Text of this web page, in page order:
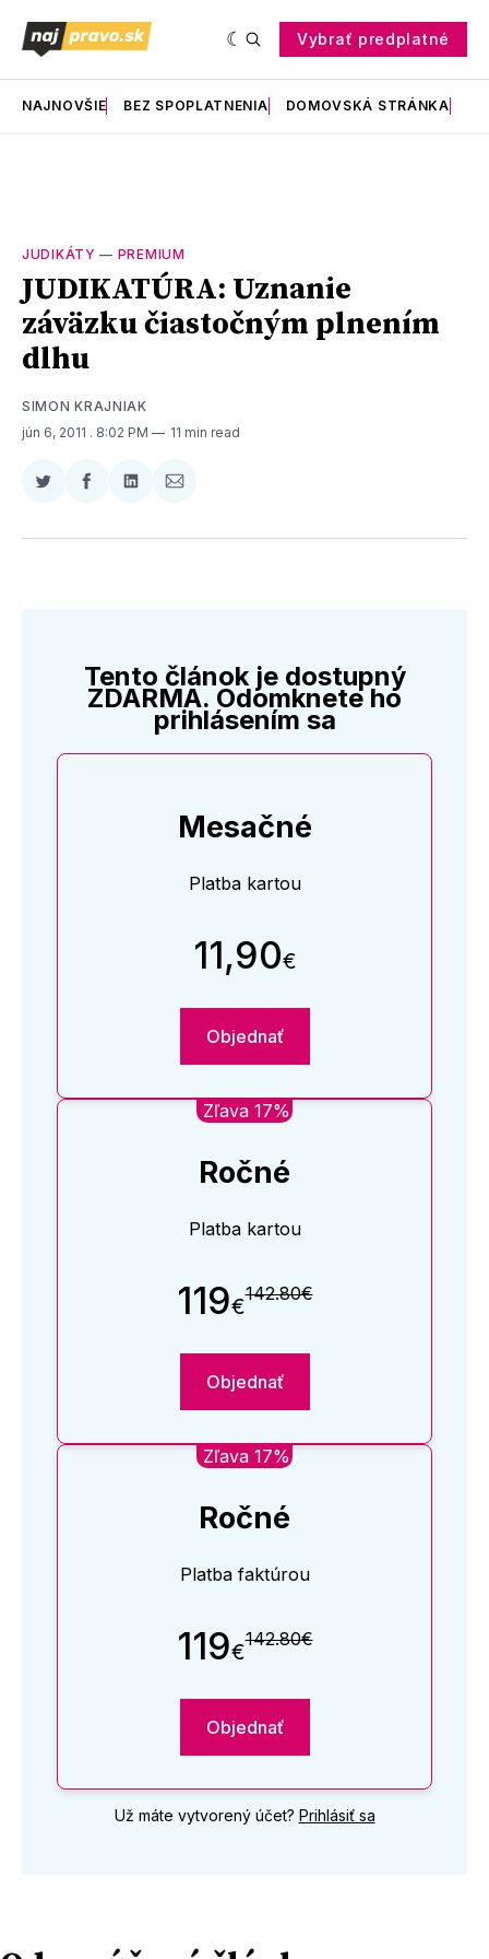
Vybrať predplatné
NAJNOVŠIE BEZ SPOPLATNENIA DOMOVSKÁ STRÁNKA
JUDIKÁTY — PREMIUM
JUDIKATÚRA: Uznanie
záväzku čiastočným plnením
dlhu
SIMON KRAJNIAK
jún 6, 2011 . 8:02 PM 11 min read
Zdieľať
Twitter
Zdieľať
Facebooku
Zdieľať
LinkedIne
Zdieľať
E-
Tento článok je dostupný
ZDARMA. Odomknete ho
prihlásením sa
Mesačné
Platba kartou
11,90€
Objednať
Zľava 17%
Ročné
Platba kartou
119€142.80€
Objednať
Zľava 17%
Ročné
Platba faktúrou
119€142.80€
Objednať
Už máte vytvorený účet? Prihlásiť sa